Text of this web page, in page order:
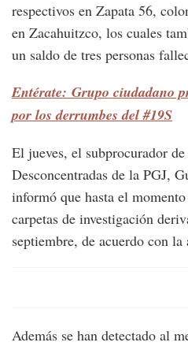
respectivos en Zapata 56,
en Zacahuitzco, los cuales
un saldo de tres personas
Entérate: Grupo ciudadano
por los derrumbes del #19S
El jueves, el subprocurador
Desconcentradas de la PGJ,
informó que hasta el
carpetas de investigación
septiembre, de acuerdo con
Además se han detectado al